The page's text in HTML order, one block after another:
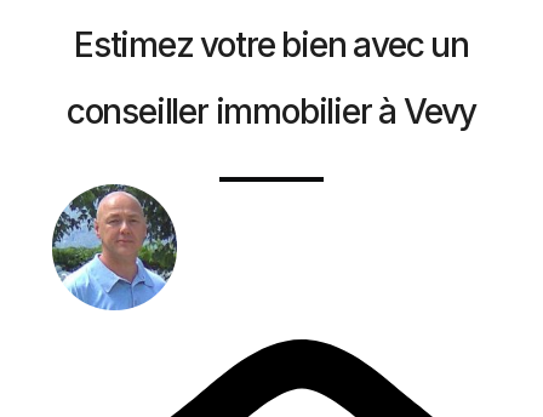
Estimez votre bien avec un
conseiller immobilier à Vevy